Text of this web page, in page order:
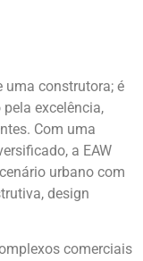
uma construtora; é
excelência,
Com uma
a EAW
urbano com
design
comerciais